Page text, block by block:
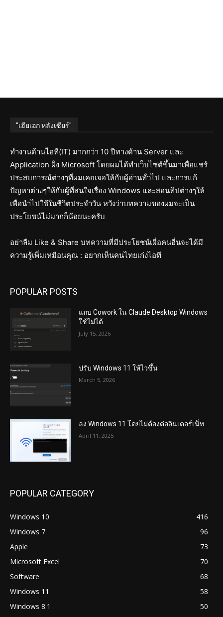
"เฮียเอก หลังเซียร์"
ทำงานด้านไอที(IT) มากกว่า 10 ปีทางด้าน Server และ
Application ฝั่ง Microsoft โดยผมได้ทำเว็บไซต์ขึ้นมาเพื่อแชร์
ประสบการณ์ต่างๆที่ผมเคยเจอให้กับผู้อ่านทั่วไป และการแก้
ปัญหาต่างๆให้กับผู้ที่สนใจเรื่อง Windows และสอนทิปต่างๆให้
เพื่อนำไปใช้ในชีวิตประจำวัน หวังว่าบทความของผมจะเป็น
ประโยชน์ไม่มากก็น้อยนะครับ
อย่าลืม Like & Share บทความที่มีประโยชน์เผื่อคนอื่นจะได้มี
ความรู้เพิ่มเหมือนคุณ : อยากเห็นคนไทยเก่งไอที
POPULAR POSTS
แถบ Cowork ใน Claude Desktop Windows
ใช้ไม่ได้
July 15, 2026
ปรับ Windows 11 ให้ไวขึ้น
March 5, 2026
ลง Windows 11 โดยไม่ต้องต่ออินเตอร์เน็ท
April 11, 2025
POPULAR CATEGORY
Windows 10
416
Windows 7
96
Apple
73
Microsoft Excel
70
Software
68
Windows 11
58
Windows 8.1
50